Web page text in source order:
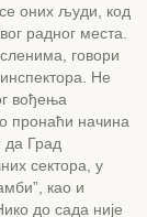
оних људи, код
радног места.
говори
Не
вођења
пронаћи начина
Град
сектора, у
као и
до сада није